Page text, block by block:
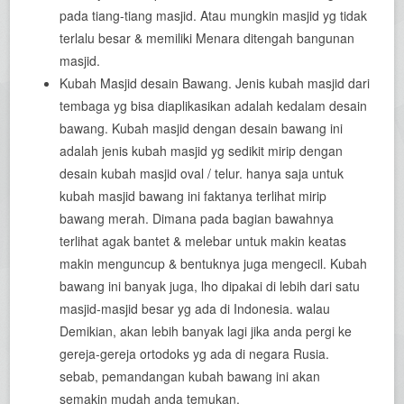
pada tiang-tiang masjid. Atau mungkin masjid yg tidak
terlalu besar & memiliki Menara ditengah bangunan
masjid.
Kubah Masjid desain Bawang. Jenis kubah masjid dari
tembaga yg bisa diaplikasikan adalah kedalam desain
bawang. Kubah masjid dengan desain bawang ini
adalah jenis kubah masjid yg sedikit mirip dengan
desain kubah masjid oval / telur. hanya saja untuk
kubah masjid bawang ini faktanya terlihat mirip
bawang merah. Dimana pada bagian bawahnya
terlihat agak bantet & melebar untuk makin keatas
makin menguncup & bentuknya juga mengecil. Kubah
bawang ini banyak juga, lho dipakai di lebih dari satu
masjid-masjid besar yg ada di Indonesia. walau
Demikian, akan lebih banyak lagi jika anda pergi ke
gereja-gereja ortodoks yg ada di negara Rusia.
sebab, pemandangan kubah bawang ini akan
semakin mudah anda temukan.